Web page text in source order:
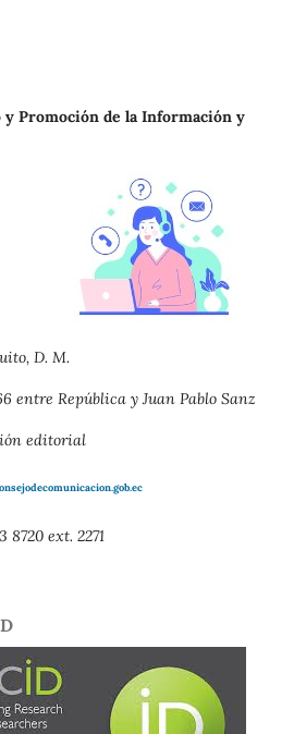
y Promoción de la Información y
D. M.
entre República y Juan Pablo Sanz
editorial
8720 ext. 2271